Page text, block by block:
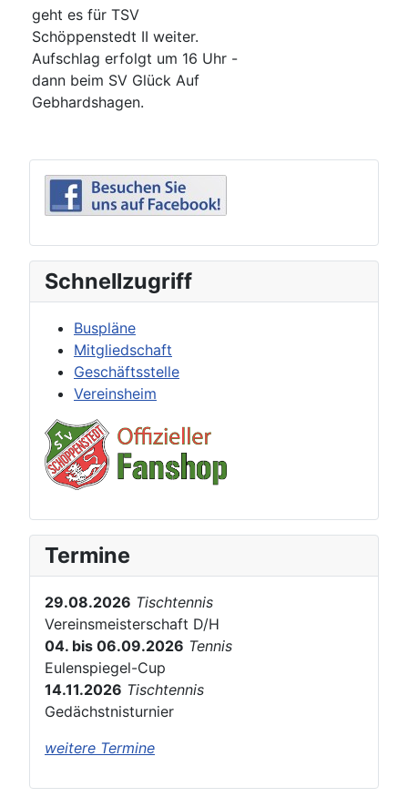
geht es für TSV
Schöppenstedt II weiter.
Aufschlag erfolgt um 16 Uhr -
dann beim SV Glück Auf
Gebhardshagen.
Schnellzugriff
Buspläne
Mitgliedschaft
Geschäftsstelle
Vereinsheim
Termine
29.08.2026 Tischtennis
Vereinsmeisterschaft D/H
04. bis 06.09.2026 Tennis
Eulenspiegel-Cup
14.11.2026 Tischtennis
Gedächstnisturnier
weitere Termine